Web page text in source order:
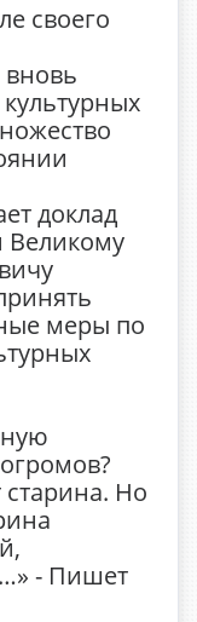
своего
доклад
Великому
меры по
старина. Но
- Пишет